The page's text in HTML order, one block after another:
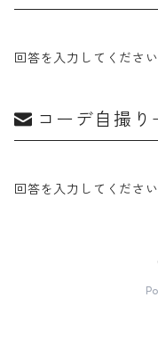
回答を入力してください
コーデ自撮
回答を入力してください